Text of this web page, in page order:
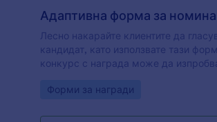
Лесно накарайте клиентите да
кандидат, като използвате тази
конкурс с награда може да
персонализирани полета за
Go to Category:
Форми за награди